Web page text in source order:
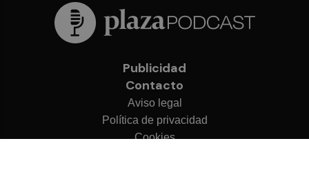
Publicidad
Contacto
Aviso legal
Política de privacidad
Cookies